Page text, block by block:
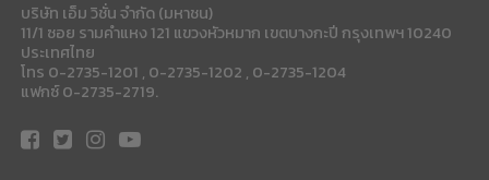
บริษัท เอ็ม วิชั่น จำกัด (มหาชน)
11/1 ซอย รามคำแหง 121 แขวงหัวหมาก เขตบางกะปี กรุงเทพฯ 10240
ประเทศไทย
โทร 0-2735-1201 , 0-2735-1202 , 0-2735-1204
แฟกซ์ 0-2735-2719.